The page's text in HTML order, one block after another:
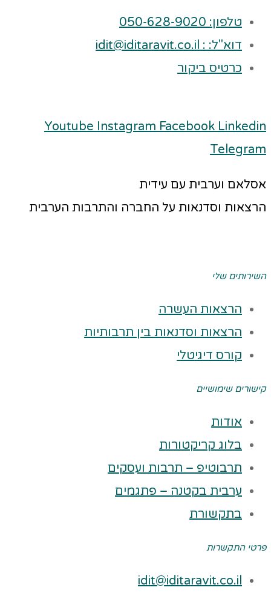
טלפון: 050-628-9020
דוא"ל: : idit@iditaravit.co.il
כרטיס ביקור
Youtube Instagram Facebook Linkedin
Telegram
אסלאם וערבית עם עידית
הרצאות וסדנאות על החברה והתרבות הערבית
השירותים שלי
הרצאות העשרה
הרצאות וסדנאות בין תרבותיות
קורס דיגיטלי
קישורים שימושיים
אודות
בלוג קריקטורות
תרבוטיפ – תרבות ועסקים
ערבית בקטנה – פתגמים
בתקשורת
פרטי התקשרות
idit@iditaravit.co.il